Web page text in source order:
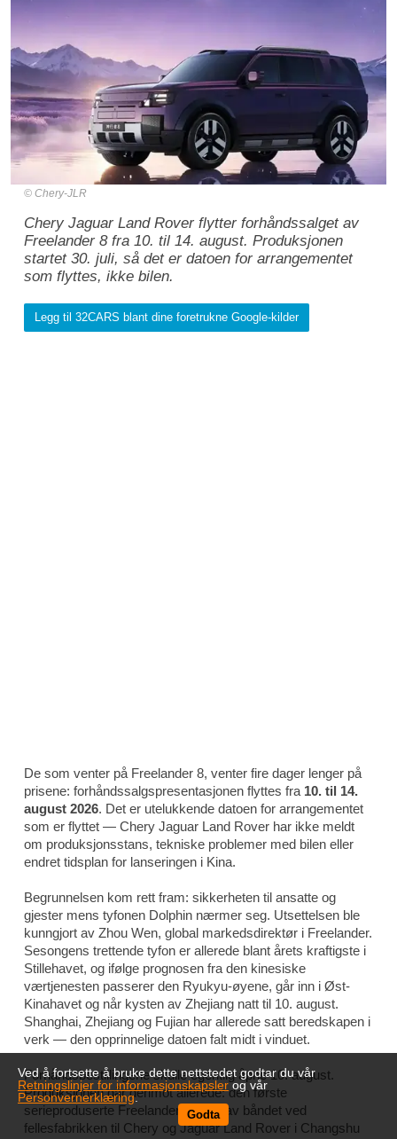
Chery-JLR
Chery Jaguar Land Rover flytter forhåndssalget av
Freelander 8 fra 10. til 14. august. Produksjonen
startet 30. juli, så det er datoen for arrangementet
som flyttes, ikke bilen.
Legg til 32CARS blant dine foretrukne Google-kilder
De som venter på Freelander 8, venter fire dager lenger på
prisene: forhåndssalgspresentasjonen flyttes fra 10. til 14.
august 2026. Det er utelukkende datoen for arrangementet
som er flyttet — Chery Jaguar Land Rover har ikke meldt
om produksjonsstans, tekniske problemer med bilen eller
endret tidsplan for lanseringen i Kina.
Begrunnelsen kom rett fram: sikkerheten til ansatte og
gjester mens tyfonen Dolphin nærmer seg. Utsettelsen ble
kunngjort av Zhou Wen, global markedsdirektør i Freelander.
Sesongens trettende tyfon er allerede blant årets kraftigste i
Stillehavet, og ifølge prognosen fra den kinesiske
værtjenesten passerer den Ryukyu-øyene, går inn i Øst-
Kinahavet og når kysten av Zhejiang natt til 10. august.
Shanghai, Zhejiang og Fujian har allerede satt beredskapen i
verk — den opprinnelige datoen falt midt i vinduet.
Forhåndsbestillingene skulle egentlig åpne 10. august.
Produksjonen går derimot allerede: den første
serieproduserte Freelander 8 rullet av båndet ved
fellesfabrikken til Chery og Jaguar Land Rover i Changshu
Ved å fortsette å bruke dette nettstedet godtar du vår
Retningslinjer for informasjonskapslerog vår
Personvernerklæring.
Godta